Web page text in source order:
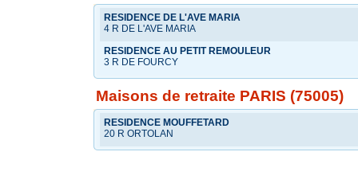
RESIDENCE DE L'AVE MARIA
4 R DE L'AVE MARIA
RESIDENCE AU PETIT REMOULEUR
3 R DE FOURCY
Maisons de retraite PARIS (75005)
RESIDENCE MOUFFETARD
20 R ORTOLAN